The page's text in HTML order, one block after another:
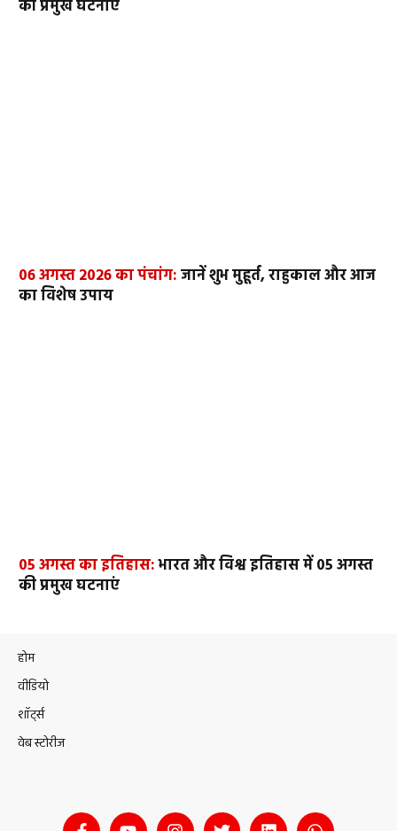
की प्रमुख घटनाएं
06 अगस्त 2026 का पंचांग:जानें शुभ मुहूर्त, राहुकाल और आज
का विशेष उपाय
05 अगस्त का इतिहास:भारत और विश्व इतिहास में 05 अगस्त
की प्रमुख घटनाएं
होम
वीडियो
शॉर्ट्स
वेब स्टोरीज